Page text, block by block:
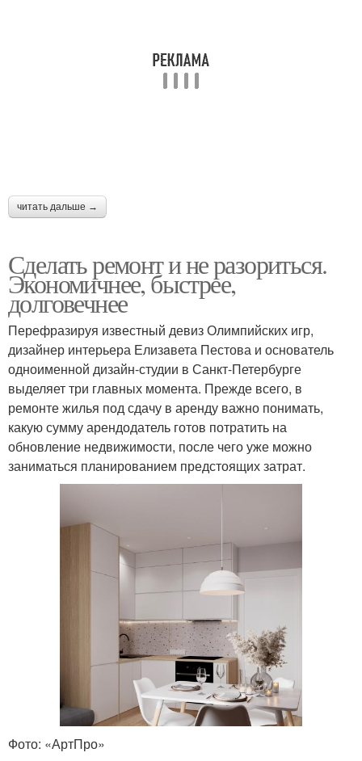
читать дальше →
Сделать ремонт и не разориться.
Экономичнее, быстрее,
долговечнее
Перефразируя известный девиз Олимпийских игр,
дизайнер интерьера Елизaвета Пестова и основатель
одноименной дизайн-студии в Санкт-Петербурге
выделяет три главных момента. Прежде всего, в
ремонте жилья под сдачу в аренду важно понимать,
какую сумму арендодатель готов потратить на
обновление недвижимости, после чего уже можно
заниматься планированием предстоящих затрат.
Фото: «АртПро»